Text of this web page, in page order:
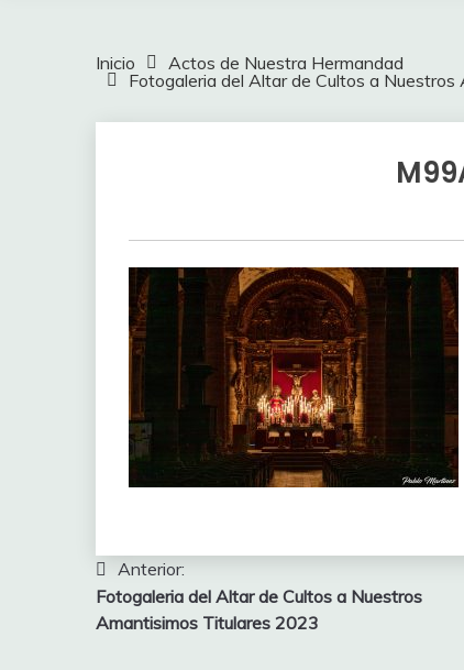
Inicio
Actos de Nuestra Hermandad
Fotogaleria del Altar de Cultos a
Navegación
de
Anterior:
Fotogaleria del Altar de Cultos a Nuestros
Amantisimos Titulares 2023